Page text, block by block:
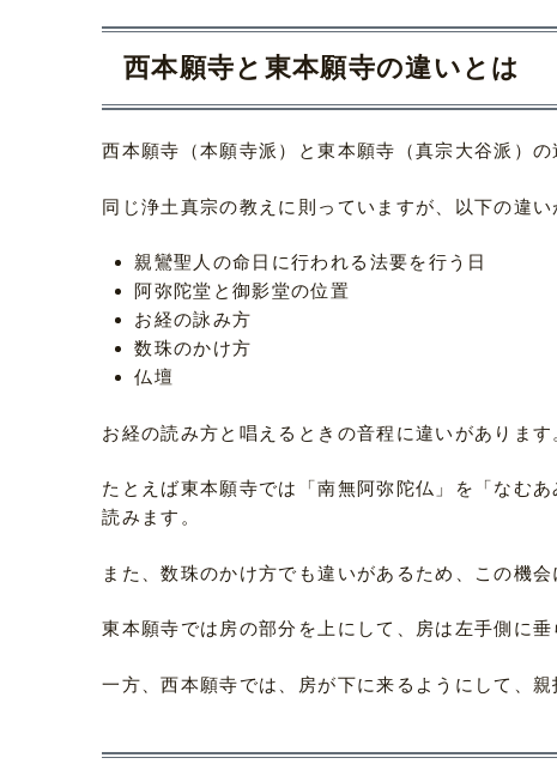
西本願寺と東本願寺の違いとは
西本願寺（本願寺派）と東本願寺（真宗大谷派）の
同じ浄土真宗の教えに則っていますが、以下の違い
親鸞聖人の命日に行われる法要を行う日
阿弥陀堂と御影堂の位置
お経の詠み方
数珠のかけ方
仏壇
お経の読み方と唱えるときの音程に違いがあります
たとえば東本願寺では「南無阿弥陀仏」を「なむ
読みます。
また、数珠のかけ方でも違いがあるため、この機
東本願寺では房の部分を上にして、房は左手側に垂
一方、西本願寺では、房が下に来るようにして、親